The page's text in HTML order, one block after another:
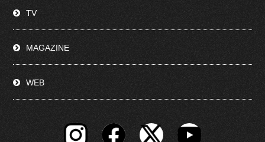
TV
MAGAZINE
WEB